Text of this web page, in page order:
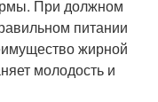
При должном
питании
жирной
молодость и